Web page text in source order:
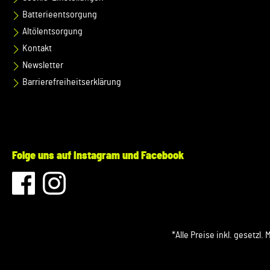
Batterieentsorgung
Altölentsorgung
Kontakt
Newsletter
Barrierefreiheitserklärung
Folge uns auf Instagram und Facebook
*Alle Preise inkl. gesetzl.